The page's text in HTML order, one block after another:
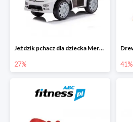
Jeździk pchacz dla dziecka Mercedes Antos Truck -27%
27% 41%